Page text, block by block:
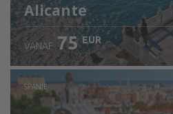
Alicante
VANAF 75 EUR
SPANJE